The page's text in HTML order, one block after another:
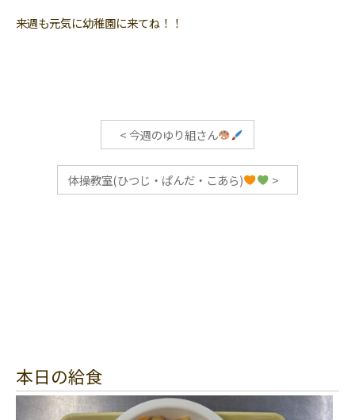
来週も元気に幼稚園に来てね！！
<今週のゆり組さん
体操教室(ひつじ・ぱんだ・こあら) >
本日の給食